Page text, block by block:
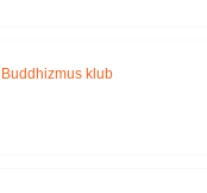
Buddhizmus klub